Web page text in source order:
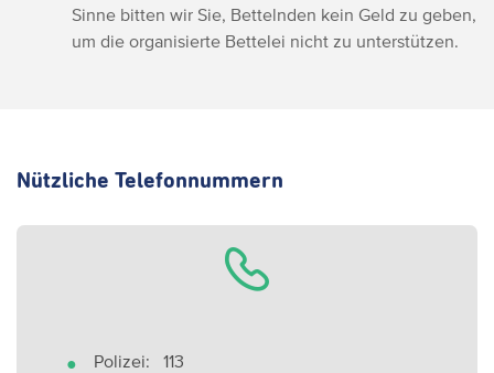
Sinne bitten wir Sie, Bettelnden kein Geld zu geben,
um die organisierte Bettelei nicht zu unterstützen.
Nützliche Telefonnummern
Polizei: 113